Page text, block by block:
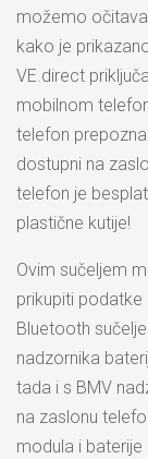
možemo
kako je
VE.direct
mobilnom
telefon
dostupni na
telefon je
plastične kutije!
Ovim sučeljem
prikupiti podatke
Bluetooth
nadzornika
tada i s BMV
na zaslonu
modula i